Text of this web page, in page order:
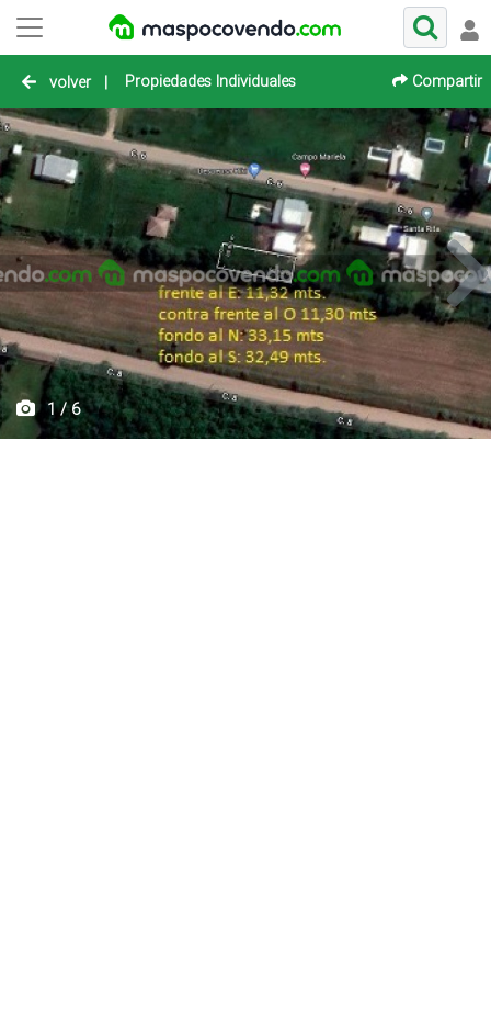
volver | Propiedades Individuales Compartir
1 / 6